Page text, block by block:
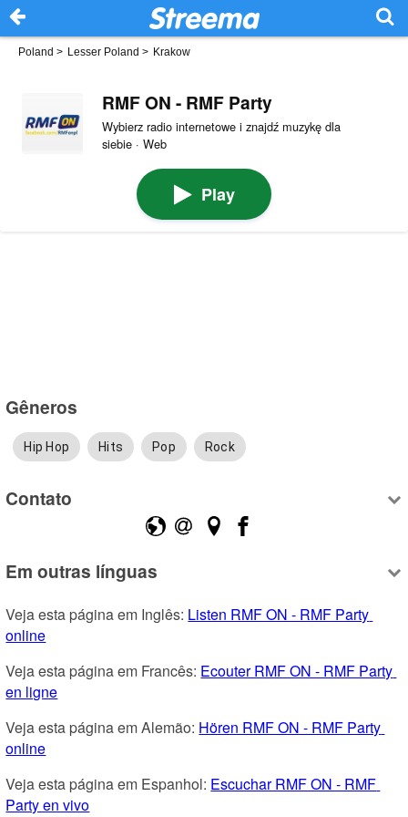
Poland > Lesser Poland > Krakow
RMF ON - RMF Party
Wybierz radio internetowe i znajdź muzykę dla
siebie · Web
Play
Gêneros
Hip Hop Hits Pop Rock
Contato
Em outras línguas
Veja esta página em Inglês: Listen RMF ON - RMF Party
online
Veja esta página em Francês: Ecouter RMF ON - RMF Party
en ligne
Veja esta página em Alemão: Hören RMF ON - RMF Party
online
Veja esta página em Espanhol: Escuchar RMF ON - RMF
Party en vivo